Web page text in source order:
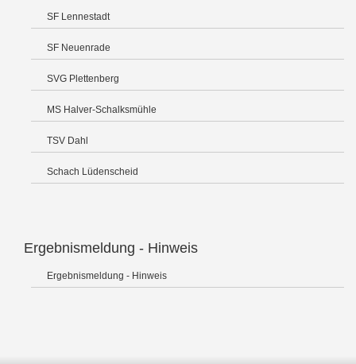
SF Lennestadt
SF Neuenrade
SVG Plettenberg
MS Halver-Schalksmühle
TSV Dahl
Schach Lüdenscheid
Ergebnismeldung - Hinweis
Ergebnismeldung - Hinweis